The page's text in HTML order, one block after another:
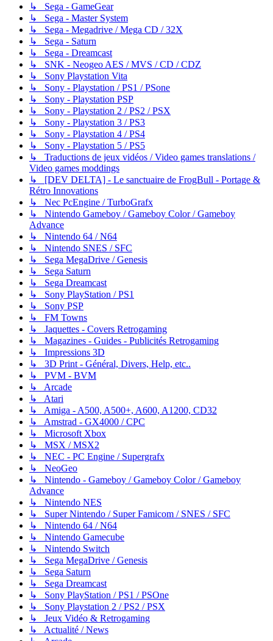
↳ Sega - GameGear
↳ Sega - Master System
↳ Sega - Megadrive / Mega CD / 32X
↳ Sega - Saturn
↳ Sega - Dreamcast
↳ SNK - Neogeo AES / MVS / CD / CDZ
↳ Sony Playstation Vita
↳ Sony - Playstation / PS1 / PSone
↳ Sony - Playstation PSP
↳ Sony - Playstation 2 / PS2 / PSX
↳ Sony - Playstation 3 / PS3
↳ Sony - Playstation 4 / PS4
↳ Sony - Playstation 5 / PS5
↳ Traductions de jeux vidéos / Video games translations /
Video games moddings
↳ [DEV DELTA] - Le sanctuaire de FrogBull - Portage &
Rétro Innovations
↳ Nec PcEngine / TurboGrafx
↳ Nintendo Gameboy / Gameboy Color / Gameboy
Advance
↳ Nintendo 64 / N64
↳ Nintendo SNES / SFC
↳ Sega MegaDrive / Genesis
↳ Sega Saturn
↳ Sega Dreamcast
↳ Sony PlayStation / PS1
↳ Sony PSP
↳ FM Towns
↳ Jaquettes - Covers Retrogaming
↳ Magazines - Guides - Publicités Retrogaming
↳ Impressions 3D
↳ 3D Print - Général, Divers, Help, etc..
↳ PVM - BVM
↳ Arcade
↳ Atari
↳ Amiga - A500, A500+, A600, A1200, CD32
↳ Amstrad - GX4000 / CPC
↳ Microsoft Xbox
↳ MSX / MSX2
↳ NEC - PC Engine / Supergrafx
↳ NeoGeo
↳ Nintendo - Gameboy / Gameboy Color / Gameboy
Advance
↳ Nintendo NES
↳ Super Nintendo / Super Famicom / SNES / SFC
↳ Nintendo 64 / N64
↳ Nintendo Gamecube
↳ Nintendo Switch
↳ Sega MegaDrive / Genesis
↳ Sega Saturn
↳ Sega Dreamcast
↳ Sony PlayStation / PS1 / PSOne
↳ Sony Playstation 2 / PS2 / PSX
↳ Jeux Vidéo & Retrogaming
↳ Actualité / News